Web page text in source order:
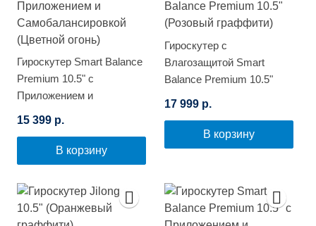
Гироскутер Smart Balance
Premium 10.5" с
Приложением и
(Цветной огонь)
15 399 р.
В корзину
Гироскутер с
Влагозащитой Smart
Balance Premium 10.5"
17 999 р.
В корзину